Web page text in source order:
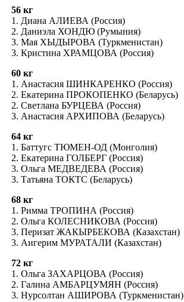
56 кг
1. Диана АЛИЕВА (Россия)
2. Даниэла ХОНДЮ (Румыния)
3. Мая ХЫДЫРОВА (Туркменистан)
3. Кристина ХРАМЦОВА (Россия)
60 кг
1. Анастасия ШИНКАРЕНКО (Россия)
2. Екатерина ПРОКОПЕНКО (Беларусь)
2. Светлана БУРЦЕВА (Россия)
3. Анастасия АРХИПОВА (Беларусь)
64 кг
1. Баттугс ТЮМЕН-ОД (Монголия)
2. Екатерина ГОЛБЕРГ (Россия)
3. Ольга МЕДВЕДЕВА (Россия)
3. Татьяна ТОКТС (Беларусь)
68 кг
1. Римма ТРОПИНА (Россия)
2. Ольга КОЛЕСНИКОВА (Россия)
3. Перизат ЖАКЫРБЕКОВА (Казахстан)
3. Аигерим МУРАТАЛИ (Казахстан)
72 кг
1. Ольга ЗАХАРЦОВА (Россия)
2. Галина АМБАРЦУМЯН (Россия)
3. Нурсолтан АШИРОВА (Туркменистан)